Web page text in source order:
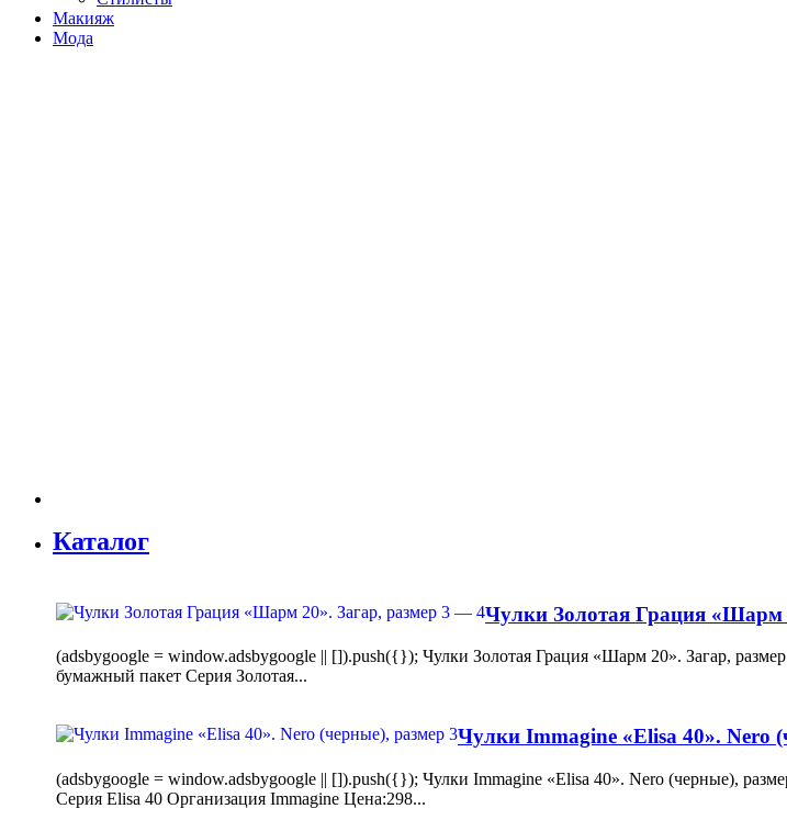
Макияж
Мода
Каталог
Чулки Золотая Грация «Шарм
(adsbygoogle = window.adsbygoogle || []).push({}); Чулки Золотая Грация «Шарм 20». Загар,
бумажный пакет Серия Золотая...
Чулки Immagine «Elisa 40». Nero
(adsbygoogle = window.adsbygoogle || []).push({}); Чулки Immagine «Elisa 40». Nero (черные),
Серия Elisa 40 Организация Immagine Цена:298...